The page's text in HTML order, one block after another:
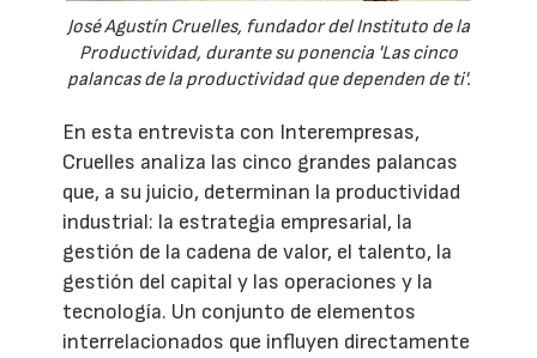
José Agustín Cruelles, fundador del Instituto de la
Productividad, durante su ponencia 'Las cinco
palancas de la productividad que dependen de ti'.
En esta entrevista con Interempresas,
Cruelles analiza las cinco grandes palancas
que, a su juicio, determinan la productividad
industrial: la estrategia empresarial, la
gestión de la cadena de valor, el talento, la
gestión del capital y las operaciones y la
tecnología. Un conjunto de elementos
interrelacionados que influyen directamente